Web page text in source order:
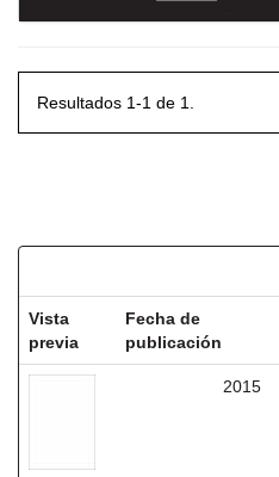
Resultados 1-1 de 1.
Vista
previa
Fecha de
publicación
2015